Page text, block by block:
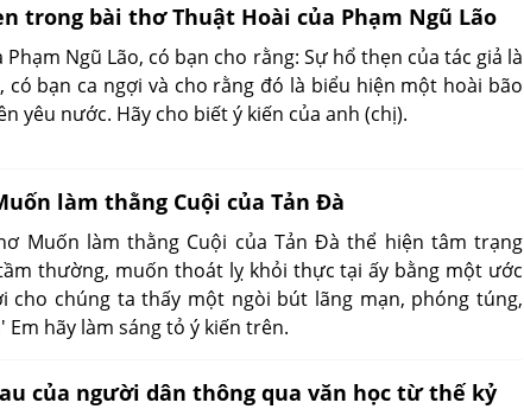
trong bài thơ Thuật Hoài của Phạm Ngũ Lão
Ngũ Lão, có bạn cho rằng: Sự hổ thẹn của tác giả là
có bạn ca ngợi và cho rằng đó là biểu hiện một hoài bão
yêu nước. Hãy cho biết ý kiến của anh (chị).
làm thằng Cuội của Tản Đà
Muốn làm thằng Cuội của Tản Đà thể hiện tâm trạng
thường, muốn thoát lỵ khỏi thực tại ấy bằng một ước
cho chúng ta thấy một ngòi bút lãng mạn, phóng túng,
hãy làm sáng tỏ ý kiến trên.
của người dân thông qua văn học từ thế kỷ